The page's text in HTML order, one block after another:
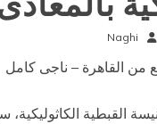
Naghi
من القاهرة – ناجى كامل
القبطية الكاثوليكية،